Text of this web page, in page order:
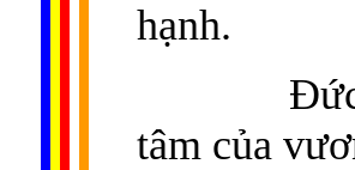
hạnh.
tâm của